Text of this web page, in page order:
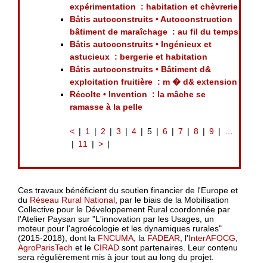
expérimentation : habitation et chèvrerie
Bâtis autoconstruits • Autoconstruction
bâtiment de maraîchage : au fil du temps
Bâtis autoconstruits • Ingénieux et
astucieux : bergerie et habitation
Bâtis autoconstruits • Bâtiment d&
exploitation fruitière : m � d& extension
Récolte • Invention : la mâche se
ramasse à la pelle
< 1 2 3 4 5 6 7 8 9
…
11
>
Ces travaux bénéficient du soutien financier de l'Europe et
du Réseau Rural National, par le biais de la Mobilisation
Collective pour le Développement Rural coordonnée par
l'Atelier Paysan sur "L'innovation par les Usages, un
moteur pour l'agroécologie et les dynamiques rurales"
(2015-2018), dont la FNCUMA, la FADEAR, l'InterAFOCG,
AgroParisTech et le CIRAD sont partenaires. Leur contenu
sera régulièrement mis à jour tout au long du projet.